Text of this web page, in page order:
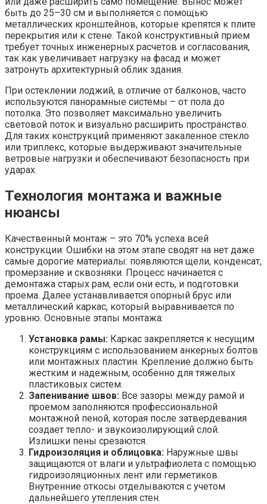
быть до 25–30 см и выполняется с помощью
металлических кронштейнов, которые крепятся к плите
перекрытия или к стене. Такой конструктивный прием
требует точных инженерных расчетов и согласования,
так как увеличивает нагрузку на фасад и может
затронуть архитектурный облик здания.
При остеклении лоджий, в отличие от балконов, часто
используются панорамные системы – от пола до
потолка. Это позволяет максимально увеличить
световой поток и визуально расширить пространство.
Для таких конструкций применяют закаленное стекло
или триплекс, которые выдерживают значительные
ветровые нагрузки и обеспечивают безопасность при
ударах.
Технология монтажа и важные
нюансы
Качественный монтаж – это 70% успеха всей
конструкции. Ошибки на этом этапе сводят на нет даже
самые дорогие материалы: появляются щели, конденсат,
промерзание и сквозняки. Процесс начинается с
демонтажа старых рам, если они есть, и подготовки
проема. Далее устанавливается опорный брус или
металлический каркас, который выравнивается по
уровню. Основные этапы монтажа:
Установка рамы: Каркас закрепляется к несущим
конструкциям с использованием анкерных болтов
или монтажных пластин. Крепление должно быть
жестким и надежным, особенно для тяжелых
пластиковых систем.
Запенивание швов: Все зазоры между рамой и
проемом заполняются профессиональной
монтажной пеной, которая после затвердевания
создает тепло- и звукоизолирующий слой.
Излишки пены срезаются.
Гидроизоляция и облицовка: Наружные швы
защищаются от влаги и ультрафиолета с помощью
гидроизоляционных лент или герметиков.
Внутренние откосы отделываются с учетом
дальнейшего утепления стен.